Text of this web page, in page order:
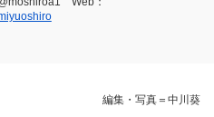
編集・写真＝中川葵